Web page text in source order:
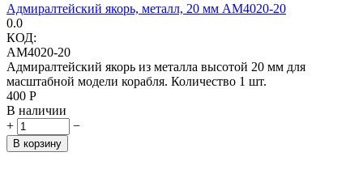
Адмиралтейский якорь, металл, 20 мм AM4020-20
0.0
КОД:
AM4020-20
Адмиралтейский якорь из металла высотой 20 мм для
масштабной модели корабля. Количество 1 шт.
‍400‍ Р
В наличии
+
−
В корзину